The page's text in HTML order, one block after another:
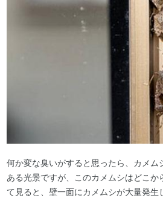
何か変な臭いがすると思ったら、カメム
ある光景ですが、このカメムシはどこ
て見ると、壁一面にカメムシが大量発